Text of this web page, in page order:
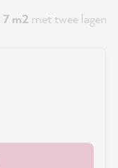
7 m2 met twee lagen